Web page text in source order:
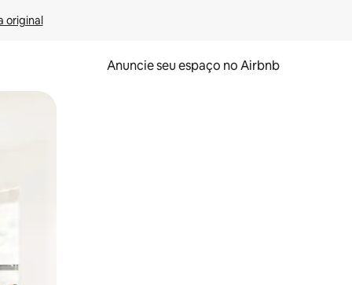
original
Anuncie seu espaço no Airbnb